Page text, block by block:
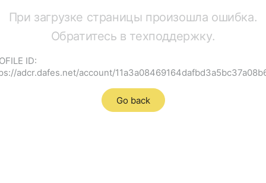
При загрузке страницы произошла ошибка.
Обратитесь в техподдержку.
ID:
adcr.dafes.net/account/
Go back